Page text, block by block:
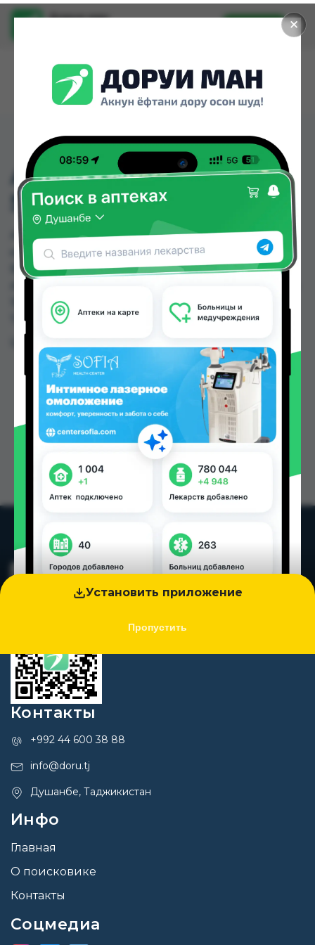
✕
Установить приложение
Пропустить
Доруи ман
Установить
АМОКСИЦИЛЛИН ТБ
500МГ №10
АМОКСИЦИЛЛИН ТБ 500МГ №10 можно купить
или заказать в аптеках, Абубакри Карим, АЗИЗ
ВАКО , Алишер-К, Амирӣ, Аптека + 24/7, Аптека
15.00 TJS в Душанбе и других городах
Таджикистана
Контакты
+992 44 600 38 88
info@doru.tj
Душанбе, Таджикистан
Инфо
Главная
О поисковике
Контакты
Соцмедиа